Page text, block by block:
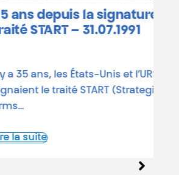
la signature du
– 31.07.1991
États-Unis et l’URSS
START (Strategic